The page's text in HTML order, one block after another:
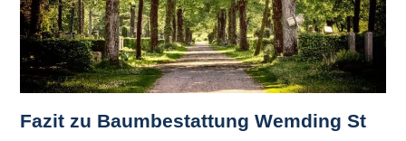
Fazit zu Baumbestattung Wemding St